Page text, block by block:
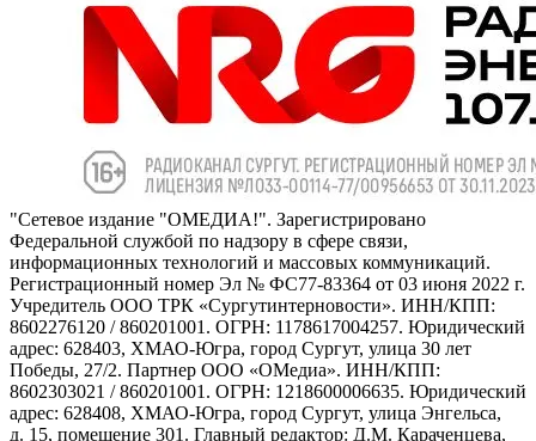
"Сетевое издание "ОМЕДИА!". Зарегистрировано
Федеральной службой по надзору в сфере связи,
информационных технологий и массовых коммуникаций.
Регистрационный номер Эл № ФС77-83364 от 03 июня 2022 г.
Учредитель ООО ТРК «Сургутинтерновости». ИНН/КПП:
8602276120 / 860201001. ОГРН: 1178617004257. Юридический
адрес: 628403, ХМАО-Югра, город Сургут, улица 30 лет
Победы, 27/2. Партнер ООО «ОМедиа». ИНН/КПП:
8602303021 / 860201001. ОГРН: 1218600006635. Юридический
адрес: 628408, ХМАО-Югра, город Сургут, улица Энгельса,
д. 15, помещение 301. Главный редактор: Д.М. Караченцева,